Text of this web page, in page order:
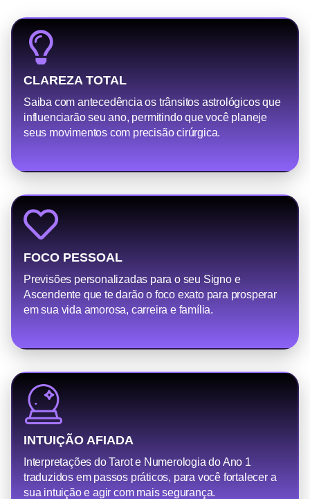
CLAREZA TOTAL
Saiba com antecedência os trânsitos astrológicos que
influenciarão seu ano, permitindo que você planeje
seus movimentos com precisão cirúrgica.
FOCO PESSOAL
Previsões personalizadas para o seu Signo e
Ascendente que te darão o foco exato para prosperar
em sua vida amorosa, carreira e família.
INTUIÇÃO AFIADA
Interpretações do Tarot e Numerologia do Ano 1
traduzidos em passos práticos, para você fortalecer a
sua intuição e agir com mais segurança.